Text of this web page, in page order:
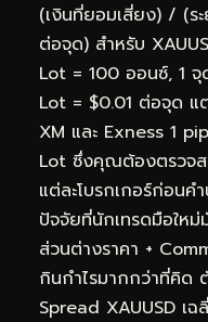
(เงินที่ยอมเสี่ยง) / (ร
ต่อจุด) สำหรับ
Lot = 100 ออนซ์, 1
Lot = $0.01 ต่อจุด แ
XM และ Exness 1
Lot ซึ่งคุณต้องตรวจ
แต่ละโบรกเกอร์ก่อนค
ปัจจัยที่นักเทรดมือให
ส่วนต่างราคา +
กินกำไรมากกว่าที่คิด
Spread XAUUSD เ